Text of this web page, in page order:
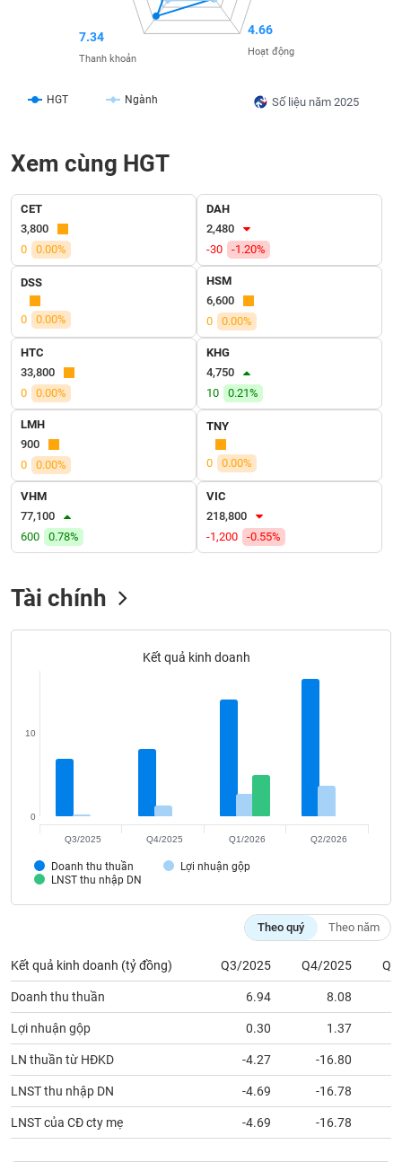
Số liệu năm 2025
HGT Ngành
4.66
Hoạt động
7.34
Thanh khoản
Xem cùng HGT
CET
3,800
0
0.00%
DAH
2,480
-30
-1.20%
DSS
0 0.00%
HSM
6,600
0
0.00%
HTC
33,800
0
0.00%
KHG
4,750
10
0.21%
LMH
900
0
0.00%
TNY
0 0.00%
VHM
77,100
600
0.78%
VIC
218,800
-1,200
-0.55%
Tài chính
Kết quả kinh doanh
Doanh thu thuần
Lợi nhuận gộp
LNST thu nhập DN
0
10
Q3/2025 Q4/2025 Q1/2026 Q2/2026
Theo quý Theo năm
Kết quả kinh doanh (tỷ đồng) Q3/2025 Q4/2025
Doanh thu thuần 6.94 8.08
Lợi nhuận gộp 0.30 1.37
LN thuần từ HĐKD -4.27 -16.80
LNST thu nhập DN -4.69 -16.78
LNST của CĐ cty mẹ -4.69 -16.78
CÔNG
NGHỆ
THÔNG
TIN
DỊCH
VỤ
TRUYỀN
THÔNG
TIỆN
ÍCH
Mã
khoán
Lãnh
đạo
Người liên quan Cổ đông lớn
Tin
tức
(-)
Bài
của
tác
giả
(-)